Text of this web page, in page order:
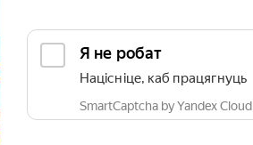
Я не робат
Націсніце, каб працягнуць
SmartCaptcha by Yandex Cloud